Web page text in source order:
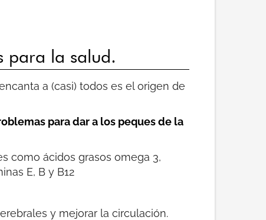
para la salud.
a (casi) todos es el origen de
para dar a los peques de la
como ácidos grasos omega 3,
E, B y B12
y mejorar la circulación.